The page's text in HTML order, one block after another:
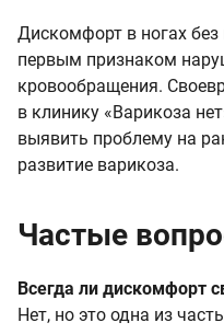
Дискомфорт в ногах
первым признаком
кровообращения.
в клинику «Варикоза
выявить проблему на
развитие варикоза.
Частые
Всегда ли дискомфорт
Нет, но это одна из